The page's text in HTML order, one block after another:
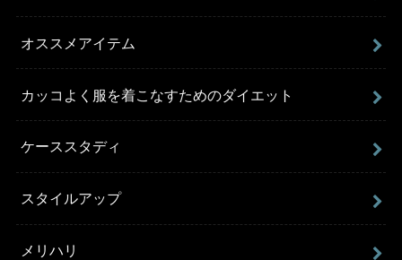
オススメアイテム
カッコよく服を着こなすためのダイエット
ケーススタディ
スタイルアップ
メリハリ